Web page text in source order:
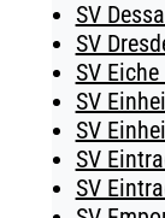
SV
SV
SV
SV
SV
SV
SV